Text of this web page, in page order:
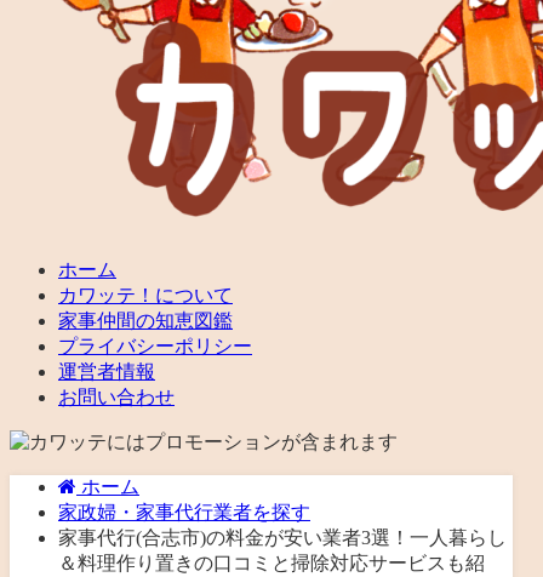
ホーム
カワッテ！について
家事仲間の知恵図鑑
プライバシーポリシー
運営者情報
お問い合わせ
ホーム
家政婦・家事代行業者を探す
家事代行(合志市)の料金が安い業者3選！一人暮らし
＆料理作り置きの口コミと掃除対応サービスも紹